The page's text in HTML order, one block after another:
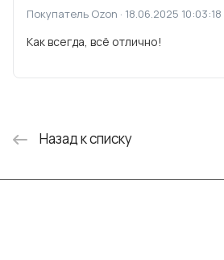
Покупатель Ozon · 18.06.2025 10:03:18
Как всегда, всё отлично!
Назад к списку